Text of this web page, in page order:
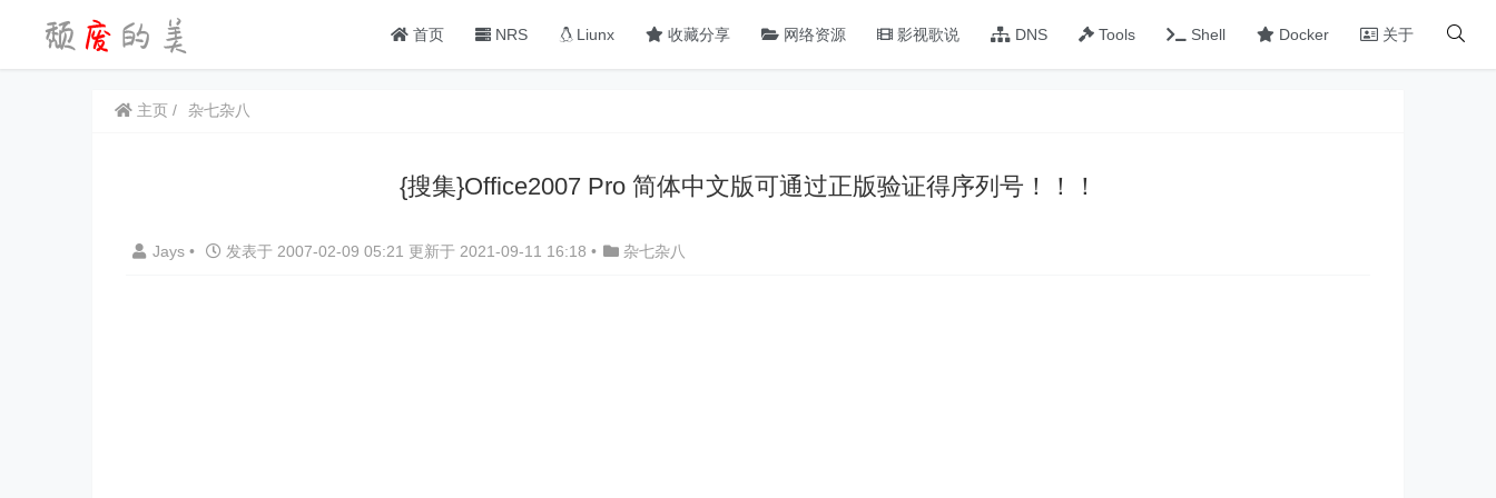
首页 NRS Liunx 收藏分享 网络资源 影视歌说 DNS Tools Shell Docker 关于
主页 杂七杂八
{搜集}Office2007 Pro 简体中文版可通过正版验证得序列号！！！
Jays • 发表于 2007-02-09 05:21 更新于 2021-09-11 16:18 • 杂七杂八